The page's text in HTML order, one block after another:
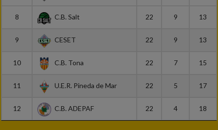
8 C.B. Salt 22 9 13
9 CESET 22 9 13
10 C.B. Tona 22 7 15
11 U.E.R. Pineda de Mar 22 5 17
12 C.B. ADEPAF 22 4 18